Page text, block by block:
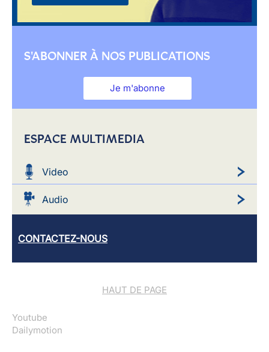
S'ABONNER À NOS PUBLICATIONS
Je m'abonne
ESPACE MULTIMEDIA
Video
Audio
CONTACTEZ-NOUS
HAUT DE PAGE
Youtube
Dailymotion